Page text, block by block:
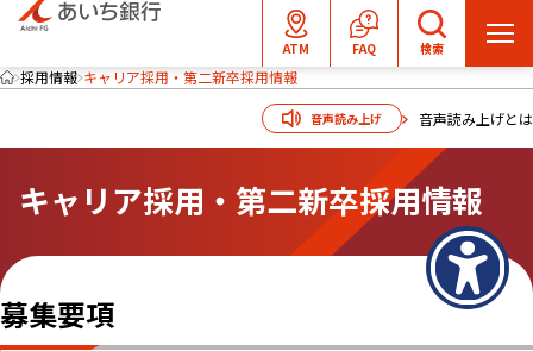
ATM FAQ 検索
メ
ニ
ー
採用情報 キャリア採用・第二新卒採用情報
音声読み上げ 音声読み上げとは
キャリア採用・第二新卒採用情報
募集要項